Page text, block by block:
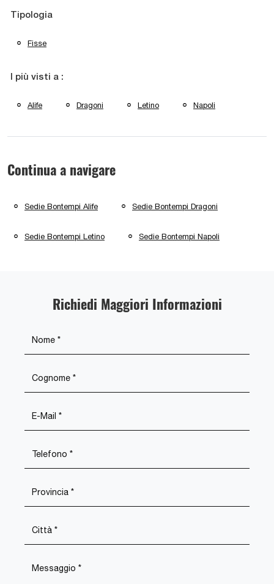
Tipologia
Fisse
I più visti a :
Alife Dragoni Letino Napoli
Continua a navigare
Sedie Bontempi Alife Sedie Bontempi Dragoni
Sedie Bontempi Letino Sedie Bontempi Napoli
Richiedi Maggiori Informazioni